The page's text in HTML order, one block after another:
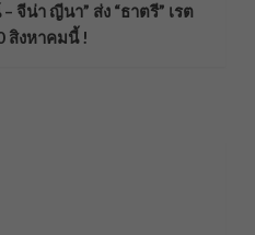
น่า ญีนา” ส่ง “ธาตรี” เรต
สิงหาคมนี้ !